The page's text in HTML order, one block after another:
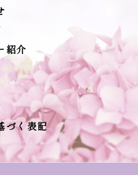
紹介
づく表記